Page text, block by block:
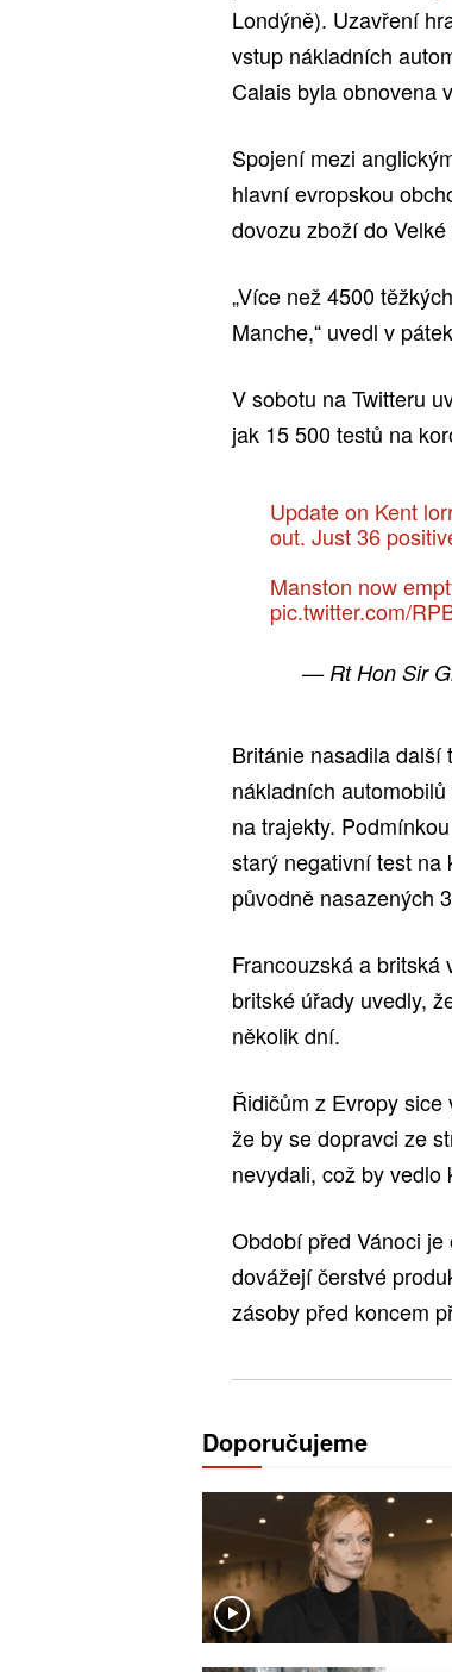
Londýně). Uzavření
vstup nákladních
Calais byla obnovena
Spojení mezi
hlavní evropskou
dovozu zboží do
„Více než 4500
Manche,“ uvedl v
V sobotu na Twitteru
jak 15 500 testů na
Update on Kent
out. Just 36
Manston now
pic.twitter.com/
— Rt Hon Sir
Británie nasadila další
nákladních
na trajekty.
starý negativní test na
původně nasazených
Francouzská a
britské úřady uvedly,
několik dní.
Řidičům z Evropy
že by se dopravci ze
nevydali, což by vedlo
Období před Vánoci
dovážejí čerstvé
zásoby před koncem
Doporučujeme